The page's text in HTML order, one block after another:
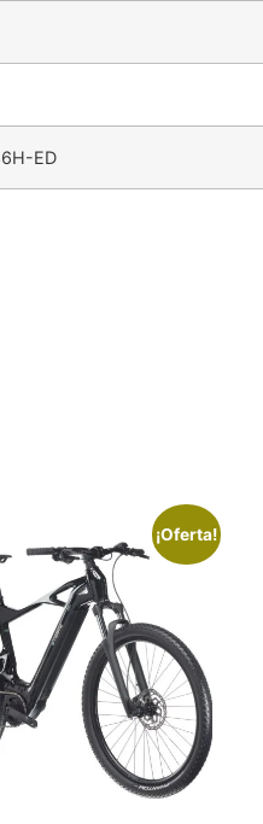
ED
¡Oferta!